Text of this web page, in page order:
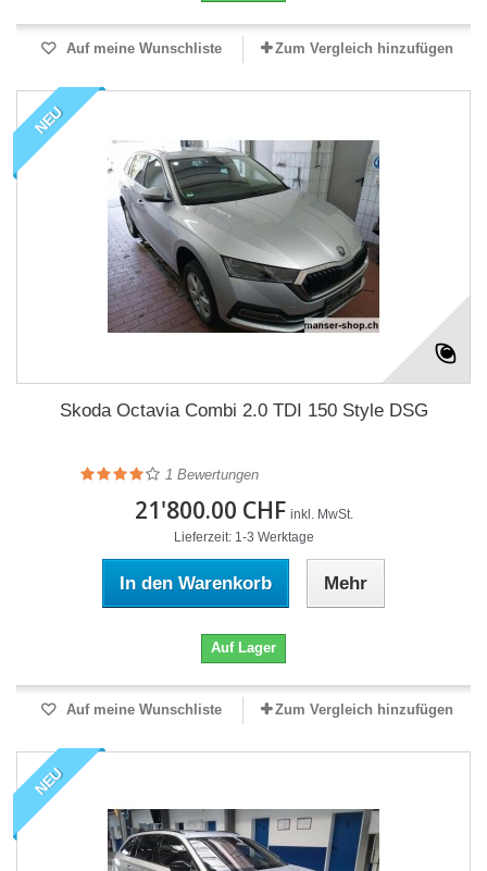
Auf meine Wunschliste Zum Vergleich hinzufügen
NEU
Skoda Octavia Combi 2.0 TDI 150 Style DSG
1 Bewertungen
21'800.00 CHF inkl. MwSt.
Lieferzeit: 1-3 Werktage
In den Warenkorb Mehr
Auf Lager
Auf meine Wunschliste Zum Vergleich hinzufügen
NEU